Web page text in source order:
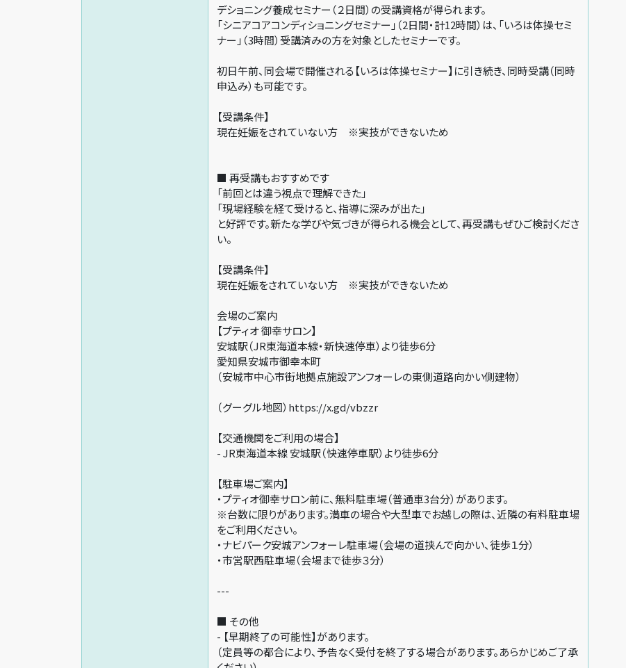
デショニング養成セミナー（２日間）の受講資格が得られます。
「シニアコアコンディショニングセミナー」（2日間・計12時間）は、「いろは体操セミ
ナー」（3時間）受講済みの方を対象としたセミナーです。
初日午前、同会場で開催される【いろは体操セミナー】に引き続き、同時受講（同時
申込み）も可能です。
【受講条件】
現在妊娠をされていない方 ※実技ができないため
■ 再受講もおすすめです
「前回とは違う視点で理解できた」
「現場経験を経て受けると、指導に深みが出た」
と好評です。新たな学びや気づきが得られる機会として、再受講もぜひご検討くださ
い。
【受講条件】
現在妊娠をされていない方 ※実技ができないため
会場のご案内
【プティオ 御幸サロン】
安城駅（JR東海道本線・新快速停車）より徒歩6分
愛知県安城市御幸本町
（安城市中心市街地拠点施設アンフォーレの東側道路向かい側建物）
（グーグル地図）https://x.gd/vbzzr
【交通機関をご利用の場合】
- JR東海道本線 安城駅（快速停車駅）より徒歩6分
【駐車場ご案内】
・プティオ御幸サロン前に、無料駐車場（普通車3台分）があります。
※台数に限りがあります。満車の場合や大型車でお越しの際は、近隣の有料駐車場
をご利用ください。
・ナビパーク安城アンフォーレ駐車場（会場の道挟んで向かい、徒歩１分）
・市営駅西駐車場（会場まで徒歩３分）
---
■ その他
- 【早期終了の可能性】があります。
（定員等の都合により、予告なく受付を終了する場合があります。あらかじめご了承